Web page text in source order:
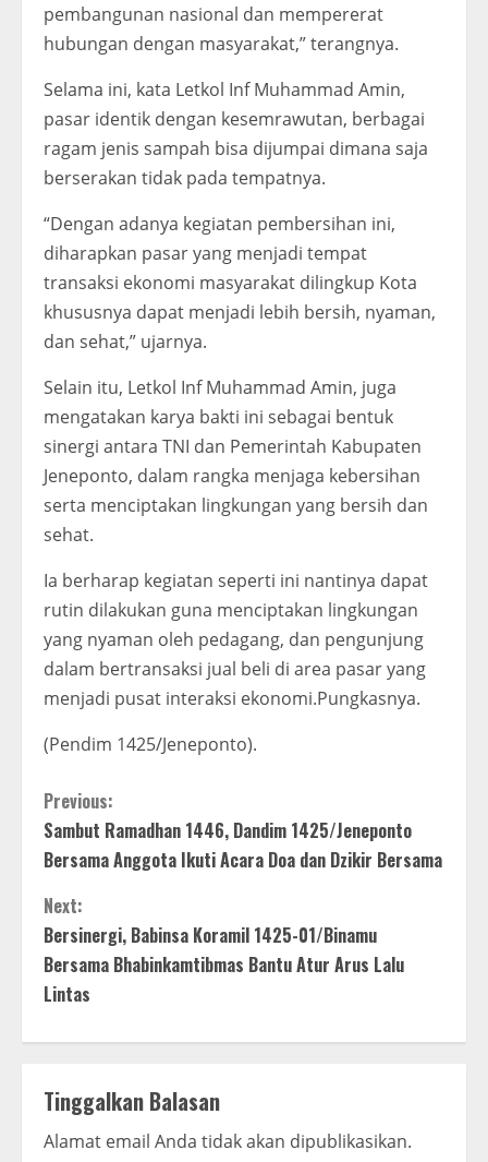
pembangunan nasional dan mempererat
hubungan dengan masyarakat,” terangnya.
Selama ini, kata Letkol Inf Muhammad Amin,
pasar identik dengan kesemrawutan, berbagai
ragam jenis sampah bisa dijumpai dimana saja
berserakan tidak pada tempatnya.
“Dengan adanya kegiatan pembersihan ini,
diharapkan pasar yang menjadi tempat
transaksi ekonomi masyarakat dilingkup Kota
khususnya dapat menjadi lebih bersih, nyaman,
dan sehat,” ujarnya.
Selain itu, Letkol Inf Muhammad Amin, juga
mengatakan karya bakti ini sebagai bentuk
sinergi antara TNI dan Pemerintah Kabupaten
Jeneponto, dalam rangka menjaga kebersihan
serta menciptakan lingkungan yang bersih dan
sehat.
Ia berharap kegiatan seperti ini nantinya dapat
rutin dilakukan guna menciptakan lingkungan
yang nyaman oleh pedagang, dan pengunjung
dalam bertransaksi jual beli di area pasar yang
menjadi pusat interaksi ekonomi.Pungkasnya.
(Pendim 1425/Jeneponto).
C
o
n
t
i
n
u
e
Previous:
Sambut Ramadhan 1446, Dandim 1425/Jeneponto
Bersama Anggota Ikuti Acara Doa dan Dzikir Bersama
Next:
Bersinergi, Babinsa Koramil 1425-01/Binamu
Bersama Bhabinkamtibmas Bantu Atur Arus Lalu
Lintas
Tinggalkan Balasan
Alamat email Anda tidak akan dipublikasikan.